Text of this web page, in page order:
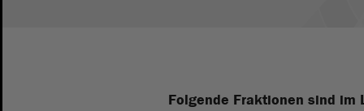
Folgende Fraktionen sind im